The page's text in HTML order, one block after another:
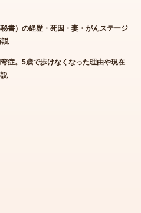
書）の経歴・死因・妻・がんステージ
説
症。5歳で歩けなくなった理由や現在